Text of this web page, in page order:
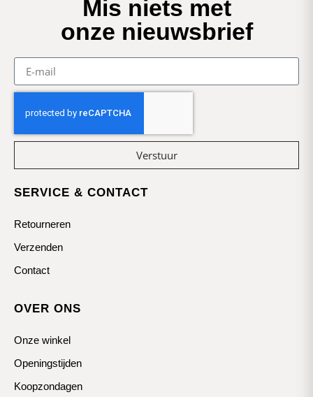
Mis niets met
onze nieuwsbrief
Verstuur
SERVICE & CONTACT
Retourneren
Verzenden
Contact
OVER ONS
Onze winkel
Openingstijden
Koopzondagen